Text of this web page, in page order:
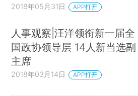
2018年05月31日 APP打开
人事观察|汪洋领衔新一届全
国政协领导层 14人新当选副
主席
2018年03月14日 APP打开